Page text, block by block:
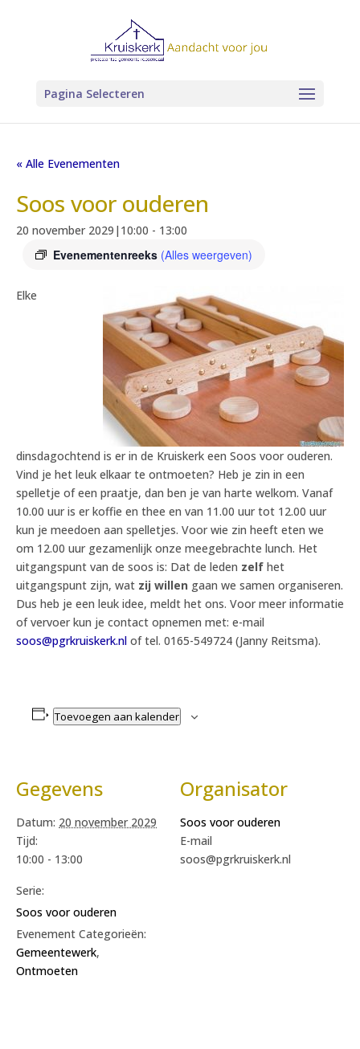
Pagina Selecteren
« Alle Evenementen
Soos voor ouderen
20 november 2029|10:00 - 13:00
Evenementenreeks (Alles weergeven)
Elke
dinsdagochtend is er in de Kruiskerk een Soos voor ouderen.
Vind je het leuk elkaar te ontmoeten? Heb je zin in een
spelletje of een praatje, dan ben je van harte welkom. Vanaf
10.00 uur is er koffie en thee en van 11.00 uur tot 12.00 uur
kun je meedoen aan spelletjes. Voor wie zin heeft eten we
om 12.00 uur gezamenlijk onze meegebrachte lunch. Het
uitgangspunt van de soos is: Dat de leden zelf het
uitgangspunt zijn, wat zij willen gaan we samen organiseren.
Dus heb je een leuk idee, meldt het ons. Voor meer informatie
of vervoer kun je contact opnemen met: e-mail
soos@pgrkruiskerk.nl of tel. 0165-549724 (Janny Reitsma).
Toevoegen aan kalender
Gegevens
Datum: 20 november 2029
Tijd:
10:00 - 13:00
Serie:
Soos voor ouderen
Evenement Categorieën:
Gemeentewerk,
Ontmoeten
Organisator
Soos voor ouderen
E-mail
soos@pgrkruiskerk.nl